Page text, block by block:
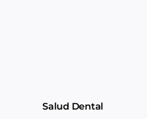
Salud Dental